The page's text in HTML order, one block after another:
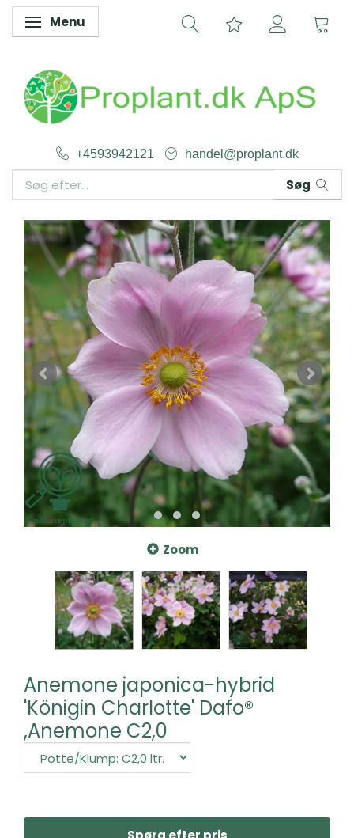
Skifte navigation
Menu
+4593942121 handel@proplant.dk
Søg
Zoom
Anemone japonica-hybrid
'Königin Charlotte' Dafo®
,Anemone C2,0